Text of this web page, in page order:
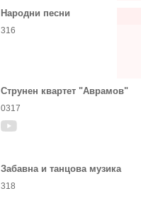
Народни песни
316
Струнен квартет "Аврамов"
0317
Забавна и танцова музика
318